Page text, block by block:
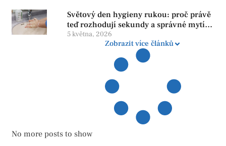
Světový den hygieny rukou: proč právě
teď rozhodují sekundy a správné mytí
rukou
5 května, 2026
Zobrazit více článků
No more posts to show